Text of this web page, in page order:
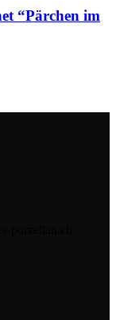
“Pärchen im